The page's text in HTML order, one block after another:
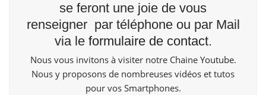
se feront une joie de vous
renseigner par téléphone ou par Mail
via le formulaire de contact.
Nous vous invitons à visiter notre Chaine Youtube.
Nous y proposons de nombreuses vidéos et tutos
pour vos Smartphones.